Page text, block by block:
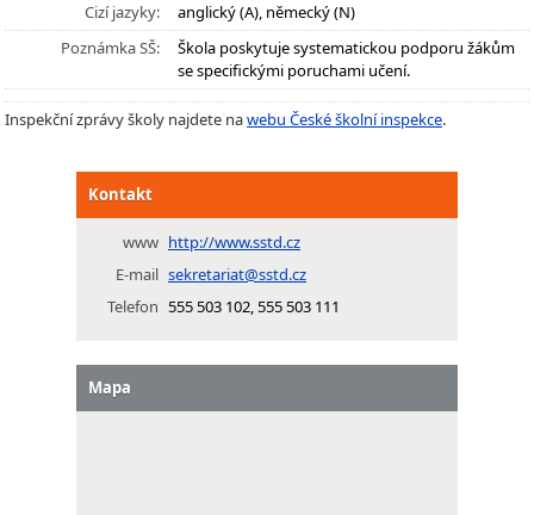
Cizí jazyky:
anglický (A), německý (N)
Poznámka SŠ:
Škola poskytuje systematickou podporu žákům
se specifickými poruchami učení.
Inspekční zprávy školy najdete nawebu České školní inspekce.
Kontakt
www http://www.sstd.cz
E-mail sekretariat@sstd.cz
Telefon 555 503 102, 555 503 111
Mapa